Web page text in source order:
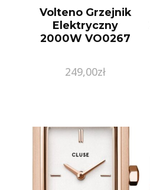
Volteno Grzejnik
Elektryczny
2000W VO0267
249,00zł